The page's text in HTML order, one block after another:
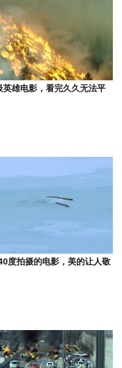
英雄电影，看完久久无法平
度拍摄的电影，美的让人敬